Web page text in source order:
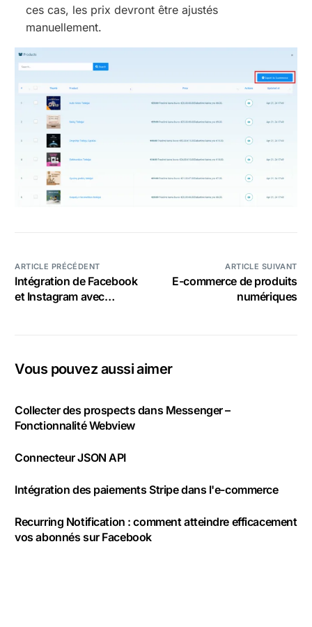
ces cas, les prix devront être ajustés
manuellement.
ARTICLE PRÉCÉDENT
Intégration de Facebook
et Instagram avec
ARTICLE SUIVANT
E-commerce de produits
numériques
Vous pouvez aussi aimer
Collecter des prospects dans Messenger –
Fonctionnalité Webview
Connecteur JSON API
Intégration des paiements Stripe dans l'e-commerce
Recurring Notification : comment atteindre efficacement
vos abonnés sur Facebook